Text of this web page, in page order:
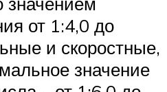
от 1:4,0 до
и скоростные,
значение